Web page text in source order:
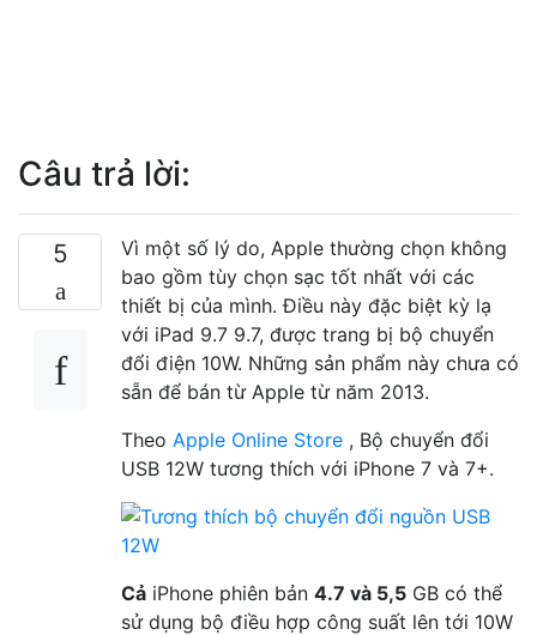
Câu trả lời:
5
Vì một số lý do, Apple thường chọn không
bao gồm tùy chọn sạc tốt nhất với các
thiết bị của mình. Điều này đặc biệt kỳ lạ
với iPad 9.7 9.7, được trang bị bộ chuyển
đổi điện 10W. Những sản phẩm này chưa có
sẵn để bán từ Apple từ năm 2013.
Theo Apple Online Store , Bộ chuyển đổi
USB 12W tương thích với iPhone 7 và 7+.
Cả iPhone phiên bản 4.7 và 5,5 GB có thể
sử dụng bộ điều hợp công suất lên tới 10W